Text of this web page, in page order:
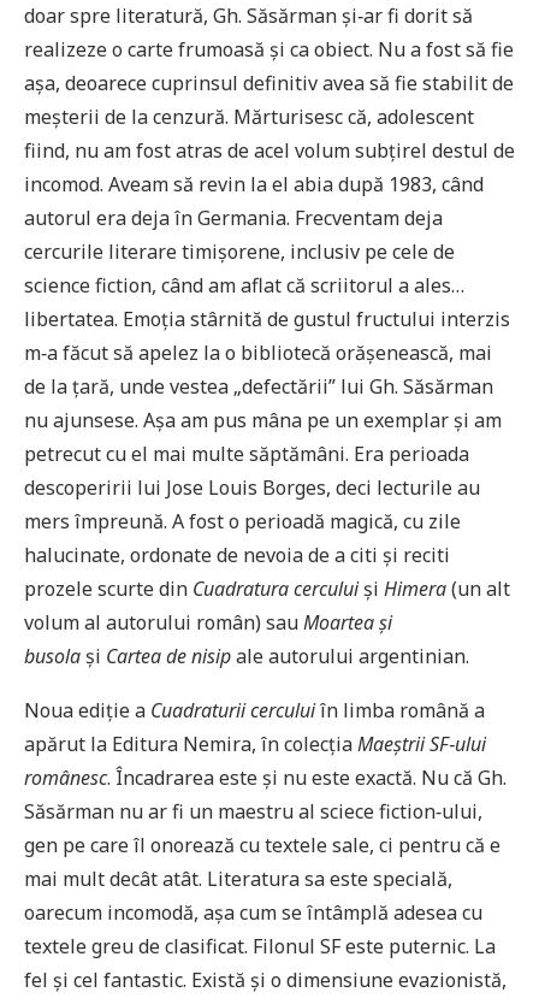
doar spre literatură, Gh. Săsărman şi‑ar fi dorit să
realizeze o carte frumoasă şi ca obiect. Nu a fost să fie
aşa, deoarece cuprinsul definitiv avea să fie stabilit de
meşterii de la cenzură. Mărturisesc că, adolescent
fiind, nu am fost atras de acel volum subţirel destul de
incomod. Aveam să revin la el abia după 1983, când
autorul era deja în Germania. Frecventam deja
cercurile literare timişorene, inclusiv pe cele de
science fiction, când am aflat că scriitorul a ales…
libertatea. Emoţia stârnită de gustul fructului interzis
m‑a făcut să apelez la o bibliotecă orăşenească, mai
de la ţară, unde vestea „defectării” lui Gh. Săsărman
nu ajunsese. Aşa am pus mâna pe un exemplar şi am
petrecut cu el mai multe săptămâni. Era perioada
descoperirii lui Jose Louis Borges, deci lecturile au
mers împreună. A fost o perioadă magică, cu zile
halucinate, ordonate de nevoia de a citi şi reciti
prozele scurte din Cuadratura cerculuişi Himera(un alt
volum al autorului român) sauMoartea şi
busolaşi Cartea de nisipale autorului argentinian.
Noua ediţie a Cuadraturii cerculuiîn limba română a
apărut la Editura Nemira, în colecţiaMaeştrii SF‑ului
românesc. Încadrarea este şi nu este exactă. Nu că Gh.
Săsărman nu ar fi un maestru al sciece fiction‑ului,
gen pe care îl onorează cu textele sale, ci pentru că e
mai mult decât atât. Literatura sa este specială,
oarecum incomodă, aşa cum se întâmplă adesea cu
textele greu de clasificat. Filonul SF este puternic. La
fel şi cel fantastic. Există şi o dimensiune evazionistă,